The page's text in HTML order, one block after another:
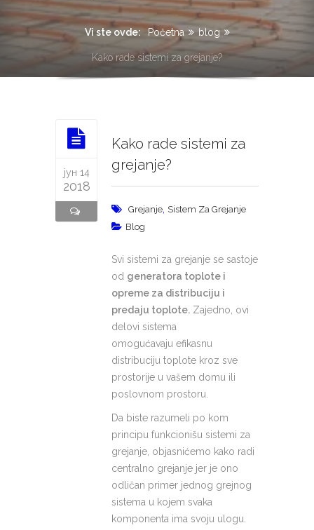
Vi ste ovde: Početna blog
Kako rade sistemi za grejanje?
јун 14
2018
Kako rade sistemi za
grejanje?
Grejanje, Sistem Za Grejanje
Blog
Svi sistemi za grejanje se sastoje
od generatora toplote i
opreme za distribuciju i
predaju toplote. Zajedno, ovi
delovi sistema
omogućavaju efikasnu
distribuciju toplote kroz sve
prostorije u vašem domu ili
poslovnom prostoru.
Da biste razumeli po kom
principu funkcionišu sistemi za
grejanje, objasnićemo kako radi
centralno grejanje jer je ono
odličan primer jednog grejnog
sistema u kojem svaka
komponenta ima svoju ulogu.